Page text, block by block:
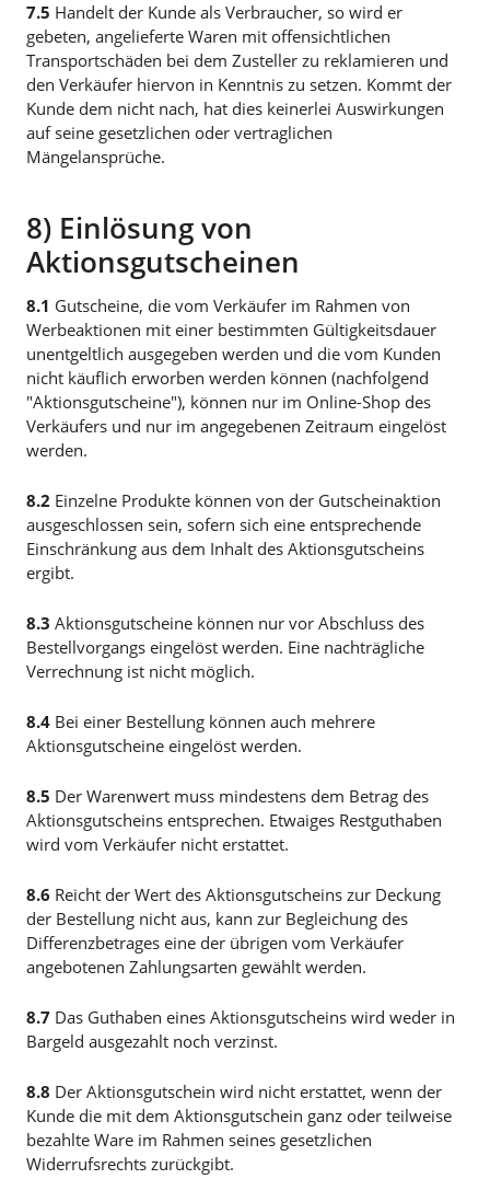
7.5 Handelt der Kunde als Verbraucher, so wird er
gebeten, angelieferte Waren mit offensichtlichen
Transportschäden bei dem Zusteller zu reklamieren und
den Verkäufer hiervon in Kenntnis zu setzen. Kommt der
Kunde dem nicht nach, hat dies keinerlei Auswirkungen
auf seine gesetzlichen oder vertraglichen
Mängelansprüche.
8) Einlösung von
Aktionsgutscheinen
8.1 Gutscheine, die vom Verkäufer im Rahmen von
Werbeaktionen mit einer bestimmten Gültigkeitsdauer
unentgeltlich ausgegeben werden und die vom Kunden
nicht käuflich erworben werden können (nachfolgend
"Aktionsgutscheine"), können nur im Online-Shop des
Verkäufers und nur im angegebenen Zeitraum eingelöst
werden.
8.2 Einzelne Produkte können von der Gutscheinaktion
ausgeschlossen sein, sofern sich eine entsprechende
Einschränkung aus dem Inhalt des Aktionsgutscheins
ergibt.
8.3 Aktionsgutscheine können nur vor Abschluss des
Bestellvorgangs eingelöst werden. Eine nachträgliche
Verrechnung ist nicht möglich.
8.4 Bei einer Bestellung können auch mehrere
Aktionsgutscheine eingelöst werden.
8.5 Der Warenwert muss mindestens dem Betrag des
Aktionsgutscheins entsprechen. Etwaiges Restguthaben
wird vom Verkäufer nicht erstattet.
8.6 Reicht der Wert des Aktionsgutscheins zur Deckung
der Bestellung nicht aus, kann zur Begleichung des
Differenzbetrages eine der übrigen vom Verkäufer
angebotenen Zahlungsarten gewählt werden.
8.7 Das Guthaben eines Aktionsgutscheins wird weder in
Bargeld ausgezahlt noch verzinst.
8.8 Der Aktionsgutschein wird nicht erstattet, wenn der
Kunde die mit dem Aktionsgutschein ganz oder teilweise
bezahlte Ware im Rahmen seines gesetzlichen
Widerrufsrechts zurückgibt.